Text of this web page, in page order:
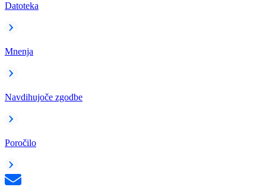
Datoteka
Mnenja
Navdihujoče zgodbe
Poročilo